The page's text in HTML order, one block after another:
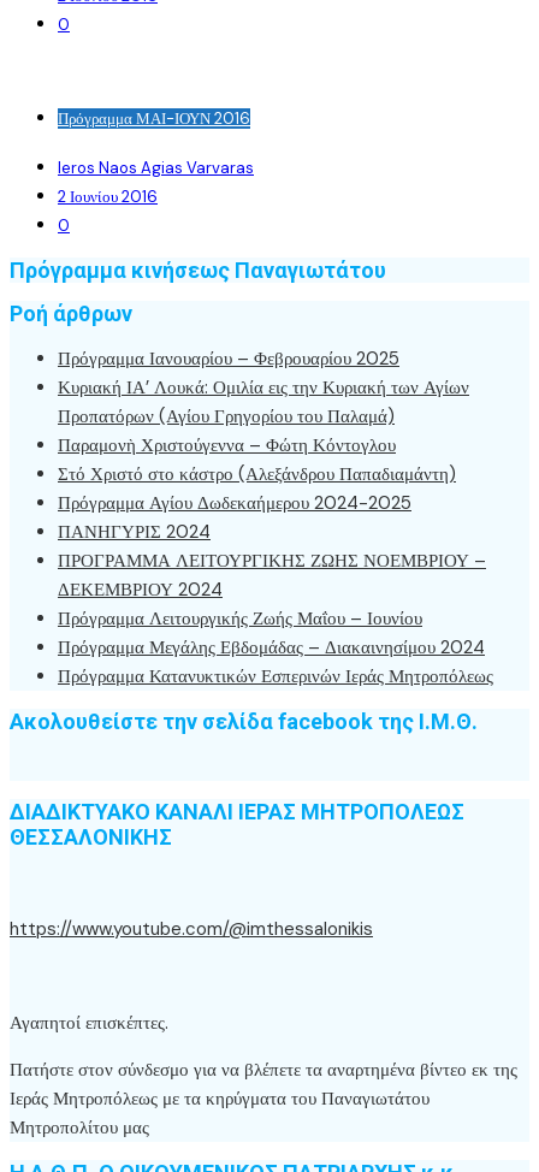
0
Πρόγραμμα ΜΑΙ-ΙΟΥΝ 2016
Ieros Naos Agias Varvaras
2 Ιουνίου 2016
0
Πρόγραμμα κινήσεως Παναγιωτάτου
Ροή άρθρων
Πρόγραμμα Ιανουαρίου – Φεβρουαρίου 2025
Κυριακή ΙΑ’ Λουκά: Ομιλία εις την Κυριακή των Αγίων
Προπατόρων (Αγίου Γρηγορίου του Παλαμά)
Παραμονὴ Χριστούγεννα – Φώτη Κόντογλου
Στό Χριστό στο κάστρο (Αλεξάνδρου Παπαδιαμάντη)
Πρόγραμμα Αγίου Δωδεκαήμερου 2024-2025
ΠΑΝΗΓΥΡΙΣ 2024
ΠΡΟΓΡΑΜΜΑ ΛΕΙΤΟΥΡΓΙΚΗΣ ΖΩΗΣ ΝΟΕΜΒΡΙΟΥ –
ΔΕΚΕΜΒΡΙΟΥ 2024
Πρόγραμμα Λειτουργικής Ζωής Μαΐου – Ιουνίου
Πρόγραμμα Μεγάλης Εβδομάδας – Διακαινησίμου 2024
Πρόγραμμα Κατανυκτικών Εσπερινών Ιεράς Μητροπόλεως
Ακολουθείστε την σελίδα facebook της Ι.Μ.Θ.
ΔΙΑΔΙΚΤΥΑΚΟ ΚΑΝΑΛΙ ΙΕΡΑΣ ΜΗΤΡΟΠΟΛΕΩΣ
ΘΕΣΣΑΛΟΝΙΚΗΣ
https://www.youtube.com/@imthessalonikis
Αγαπητοί επισκέπτες.
Πατήστε στον σύνδεσμο για να βλέπετε τα αναρτημένα βίντεο εκ της
Ιεράς Μητροπόλεως με τα κηρύγματα του Παναγιωτάτου
Μητροπολίτου μας